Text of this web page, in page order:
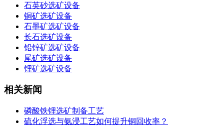
石英砂选矿设备
铜矿选矿设备
石墨矿选矿设备
长石选矿设备
铅锌矿选矿设备
尾矿选矿设备
锂矿选矿设备
相关新闻
磷酸铁锂选矿制备工艺
硫化浮选与氨浸工艺如何提升铜回收率？